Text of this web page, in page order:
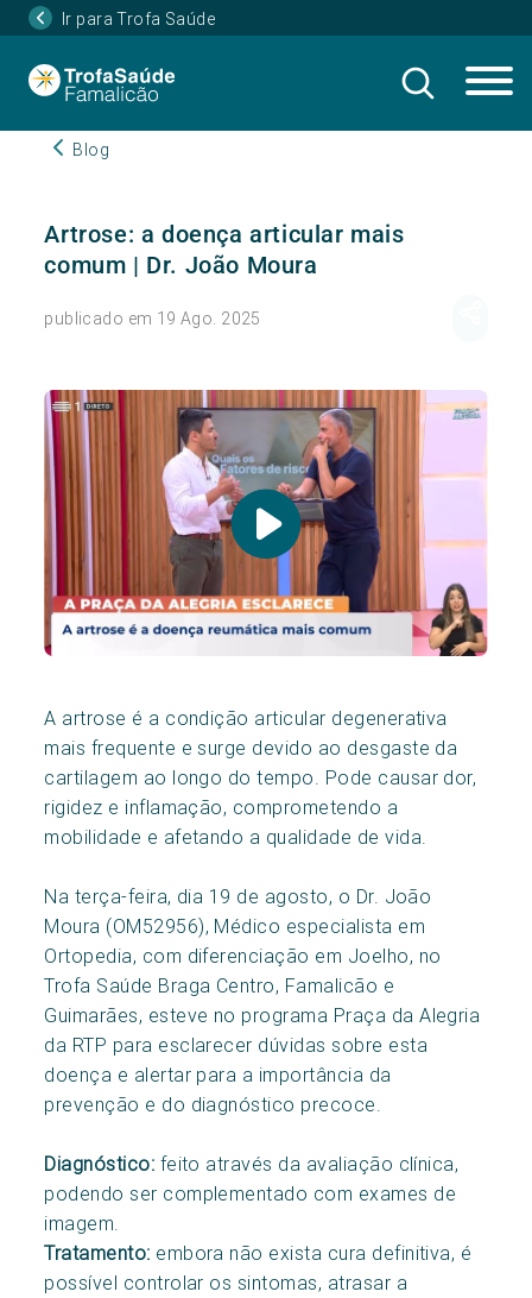
Ir para Trofa Saúde
Blog
Artrose: a doença articular mais
comum | Dr. João Moura
publicado em 19 Ago. 2025
A artrose é a condição articular degenerativa
mais frequente e surge devido ao desgaste da
cartilagem ao longo do tempo. Pode causar dor,
rigidez e inflamação, comprometendo a
mobilidade e afetando a qualidade de vida.
Na terça-feira, dia 19 de agosto, o Dr. João
Moura (OM52956), Médico especialista em
Ortopedia, com diferenciação em Joelho, no
Trofa Saúde Braga Centro, Famalicão e
Guimarães, esteve no programa Praça da Alegria
da RTP para esclarecer dúvidas sobre esta
doença e alertar para a importância da
prevenção e do diagnóstico precoce.
Diagnóstico: feito através da avaliação clínica,
podendo ser complementado com exames de
imagem.
Tratamento: embora não exista cura definitiva, é
possível controlar os sintomas, atrasar a